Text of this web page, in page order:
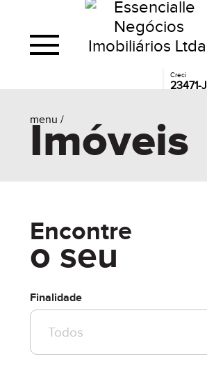
Creci
23471-J
menu /
Imóveis
Encontre
o seu
Finalidade